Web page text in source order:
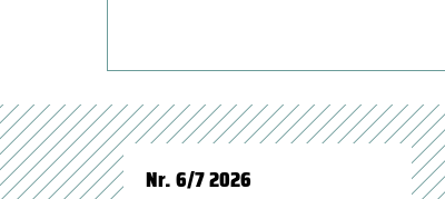
Nr. 6/7 2026